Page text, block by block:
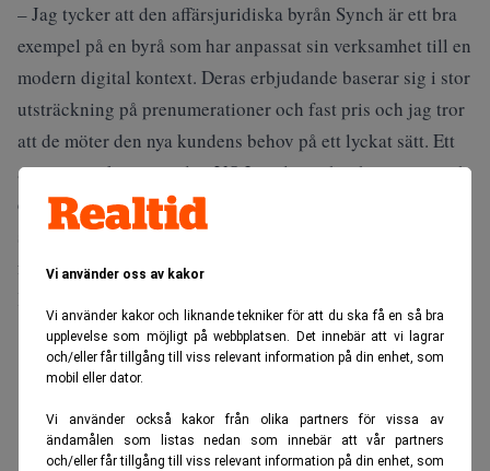
Vi använder oss av kakor
Vi använder kakor och liknande tekniker för att du ska få en så bra
upplevelse som möjligt på webbplatsen. Det innebär att vi lagrar
och/eller får tillgång till viss relevant information på din enhet, som
mobil eller dator.
Vi använder också kakor från olika partners för vissa av
ändamålen som listas nedan som innebär att vår partners
och/eller får tillgång till viss relevant information på din enhet, som
– Jag tycker att den affärsjuridiska byrån Synch är ett bra
exempel på en byrå som har anpassat sin verksamhet till en
modern digital kontext. Deras erbjudande baserar sig i stor
utsträckning på prenumerationer och fast pris och jag tror
att de möter den nya kundens behov på ett lyckat sätt. Ett
annat svenskt exempel är VQ Legal som har hittat en nisch
där de idag säljer en digital tjänst till i stort sätt samtliga
stora byråer, vilket också visar att branschen nu är mogen
för en bredare digital anpassning, säger Charlotta
ANNONS